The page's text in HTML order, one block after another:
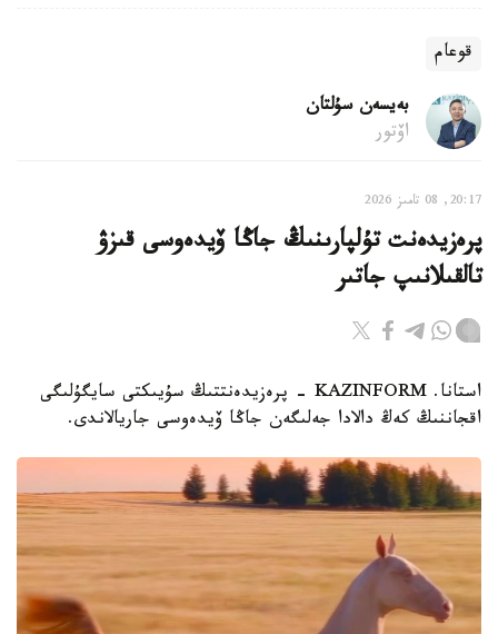
قوعام
بەيسەن سۇلتان
اۆتور
20:17, 08 تامىز 2026
پرەزيدەنت تۇلپارىنىڭ جاڭا ۆيدەوسى قىزۋ
تالقىلانىپ جاتىر
استانا. KAZINFORM - پرەزيدەنتتىڭ سۇيىكتى سايگۇلىگى
اقجاننىڭ كەڭ دالادا جەلىگەن جاڭا ۆيدەوسى جاريالاندى.